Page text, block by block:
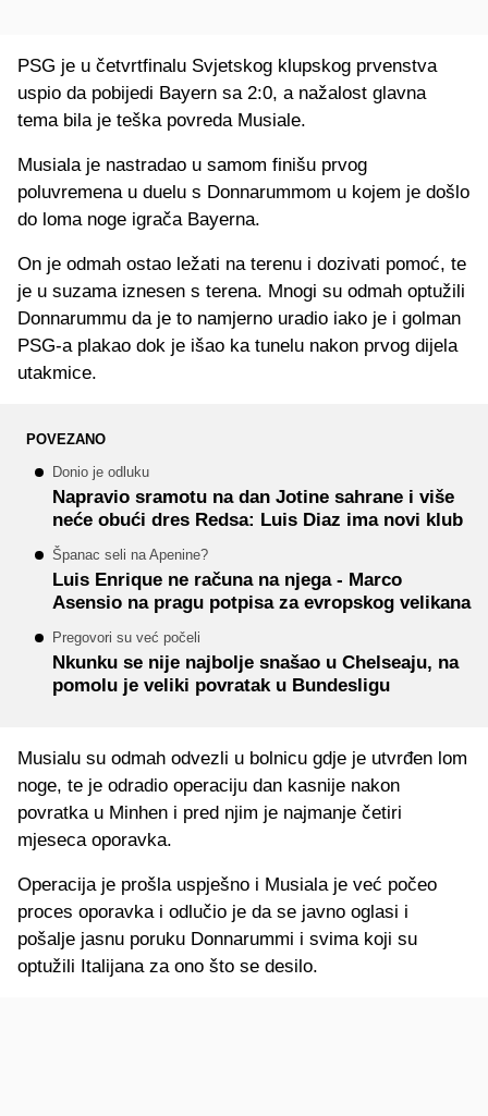
PSG je u četvrtfinalu Svjetskog klupskog prvenstva
uspio da pobijedi Bayern sa 2:0, a nažalost glavna
tema bila je teška povreda Musiale.
Musiala je nastradao u samom finišu prvog
poluvremena u duelu s Donnarummom u kojem je došlo
do loma noge igrača Bayerna.
On je odmah ostao ležati na terenu i dozivati pomoć, te
je u suzama iznesen s terena. Mnogi su odmah optužili
Donnarummu da je to namjerno uradio iako je i golman
PSG-a plakao dok je išao ka tunelu nakon prvog dijela
utakmice.
POVEZANO
Donio je odluku
Napravio sramotu na dan Jotine sahrane i više
neće obući dres Redsa: Luis Diaz ima novi klub
Španac seli na Apenine?
Luis Enrique ne računa na njega - Marco
Asensio na pragu potpisa za evropskog velikana
Pregovori su već počeli
Nkunku se nije najbolje snašao u Chelseaju, na
pomolu je veliki povratak u Bundesligu
Musialu su odmah odvezli u bolnicu gdje je utvrđen lom
noge, te je odradio operaciju dan kasnije nakon
povratka u Minhen i pred njim je najmanje četiri
mjeseca oporavka.
Operacija je prošla uspješno i Musiala je već počeo
proces oporavka i odlučio je da se javno oglasi i
pošalje jasnu poruku Donnarummi i svima koji su
optužili Italijana za ono što se desilo.